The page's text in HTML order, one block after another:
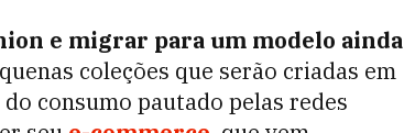
e migrar para um modelo ainda
coleções que serão criadas em
consumo pautado pelas redes